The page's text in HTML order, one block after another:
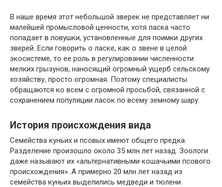
В наше время этот небольшой зверек не представляет ни
малейшей промысловой ценности, хотя ласка часто
попадает в ловушки, установленные для поимки других
зверей. Если говорить о ласке, как о звене в целой
экосистеме, то ее роль в регулировании численности
мелких грызунов, наносящий огромный ущерб сельскому
хозяйству, просто огромная. Поэтому специалисты
обращаются ко всем с огромной просьбой, связанной с
сохранением популяции ласок по всему земному шару.
История происхождения вида
Семейства куньих и псовых имеют общего предка.
Разделение произошло около 35 млн лет назад. Зоологи
даже называют их «альтернативными кошачьими псового
происхождения». А примерно 20 млн лет назад из
семейства куньих выделились медведи и тюлени.